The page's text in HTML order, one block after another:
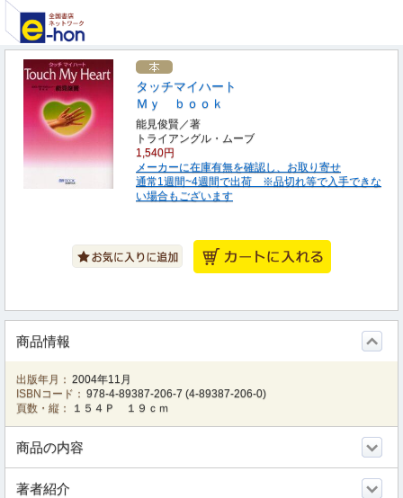
タッチマイハート
Ｍｙ ｂｏｏｋ
能見俊賢／著
トライアングル・ムーブ
1,540円
メーカーに在庫有無を確認し、お取り寄せ
通常1週間~4週間で出荷 ※品切れ等で入手できな
い場合もございます
商品情報
出版年月： 2004年11月
ISBNコード： 978-4-89387-206-7 (4-89387-206-0)
頁数・縦：
１５４Ｐ １９ｃｍ
商品の内容
著者紹介